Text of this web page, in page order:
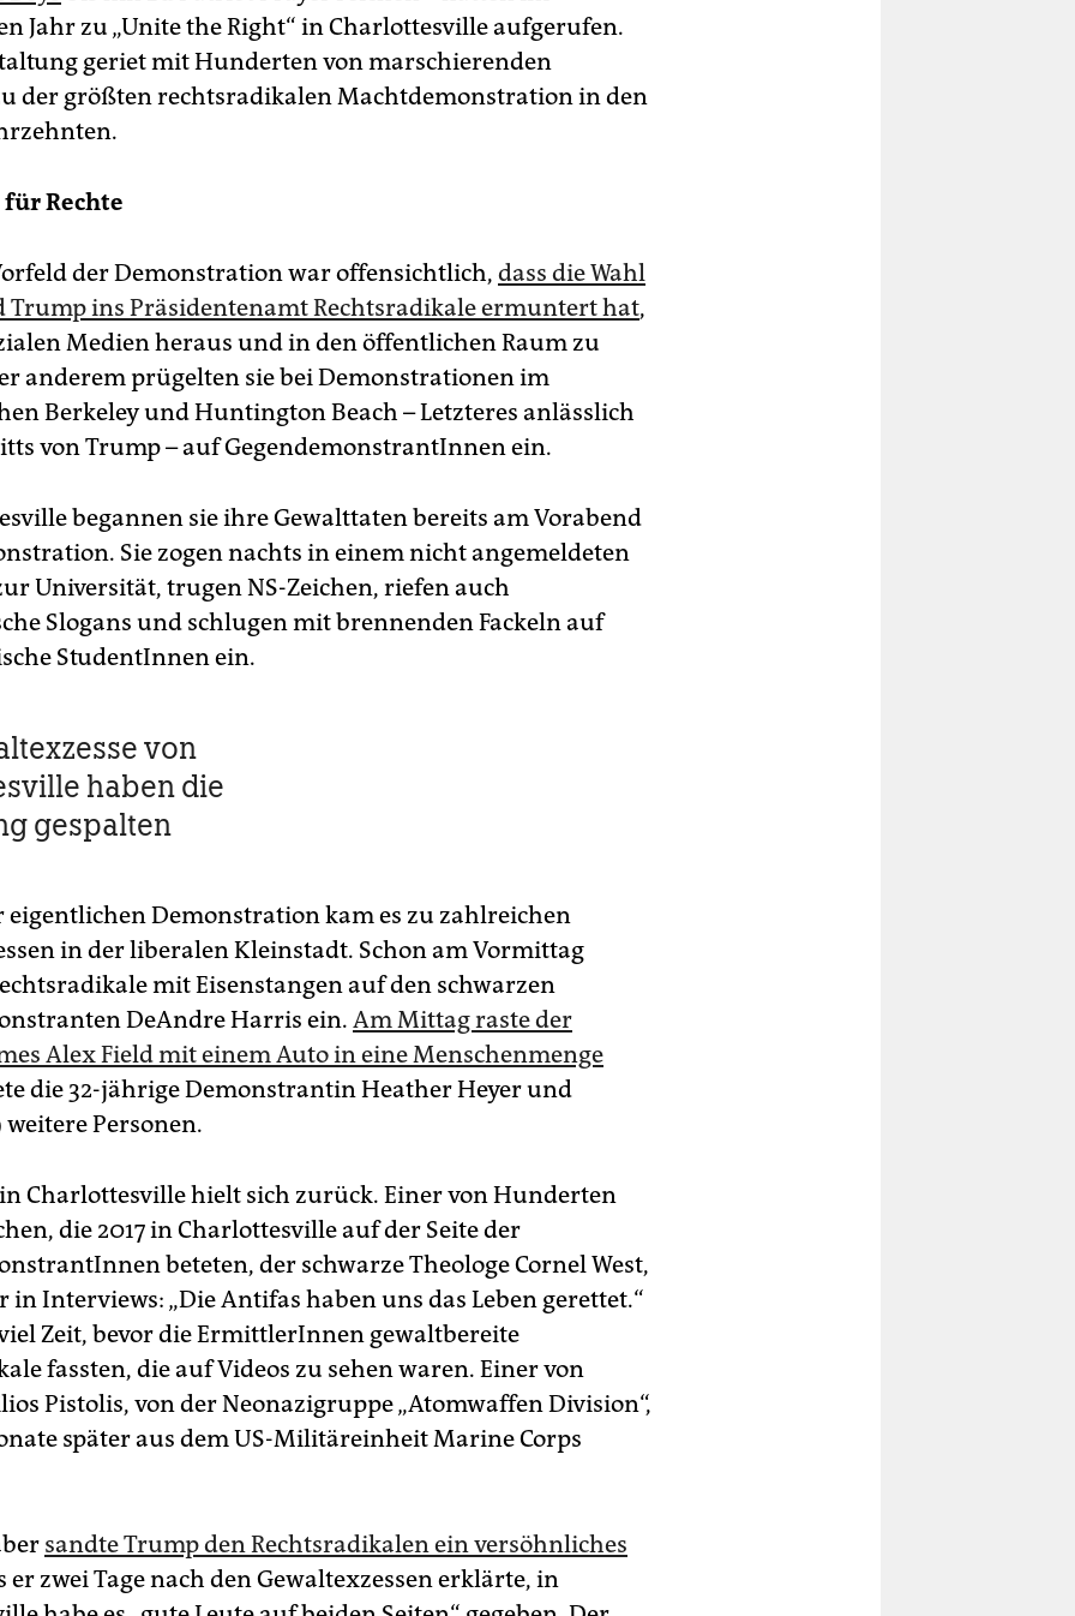
Jahr zu „Unite the Right“ in Char­­lottes­ville aufgerufen.
geriet mit Hunderten von marschierenden
der größten rechtsradikalen Machtdemonstration in den
Rechte
der Demonstration war offensichtlich, dass die Wahl
Trump ins Präsidentenamt Rechtsradikale ermuntert hat,
Medien heraus und in den öffentlichen Raum zu
anderem prügelten sie bei Demonstrationen im
Berkeley und Huntington Beach – Letzteres anlässlich
von Trump – auf GegendemonstrantInnen ein.
begannen sie ihre Gewalttaten bereits am Vorabend
Sie zogen nachts in einem nicht angemeldeten
Universität, trugen NS-Zeichen, riefen auch
Slogans und schlugen mit brennenden Fackeln auf
StudentInnen ein.
von
haben die
gespalten
eigentlichen Demonstration kam es zu zahlreichen
in der liberalen Kleinstadt. Schon am Vormittag
mit Eisenstangen auf den schwarzen
DeAndre Harris ein. Am Mittag raste der
Alex Field mit einem Auto in eine Menschenmenge
die 32-jährige Demons­tran­tin Heather Heyer und
weitere Personen.
Charlottesville hielt sich zurück. Einer von Hunderten
die 2017 in Charlottesville auf der Seite der
beteten, der schwarze Theologe Cornel West,
in Interviews: „Die Antifas haben uns das Leben gerettet.“
Zeit, bevor die ErmittlerInnen gewaltbereite
fassten, die auf Videos zu sehen waren. Einer von
Pistolis, von der Neonazigruppe „Atomwaffen Division“,
später aus dem US-Militäreinheit Marine Corps
sandte Trump den Rechtsradikalen ein versöhnliches
er zwei Tage nach den Gewaltexzessen erklärte, in